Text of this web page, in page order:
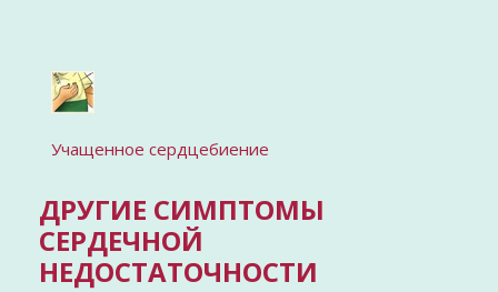
Учащенное сердцебиение
ДРУГИЕ СИМПТОМЫ
СЕРДЕЧНОЙ
НЕДОСТАТОЧНОСТИ